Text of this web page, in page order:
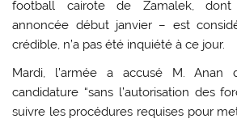
football cairote de Zamalek,
annoncée début janvier – est
crédible, n’a pas été inquiété à ce jour.
Mardi, l’armée a accusé M. Anan
candidature “sans l’autorisation des
suivre les procédures requises pour